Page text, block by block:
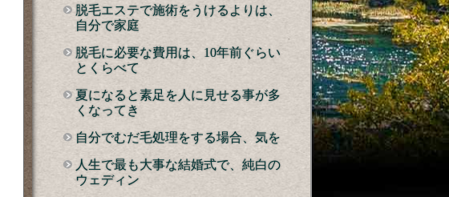
脱毛エステで施術をうけるよりは、
自分で家庭
脱毛に必要な費用は、10年前ぐらい
とくらべて
夏になると素足を人に見せる事が多
くなってき
自分でむだ毛処理をする場合、気を
人生で最も大事な結婚式で、純白の
ウェディン